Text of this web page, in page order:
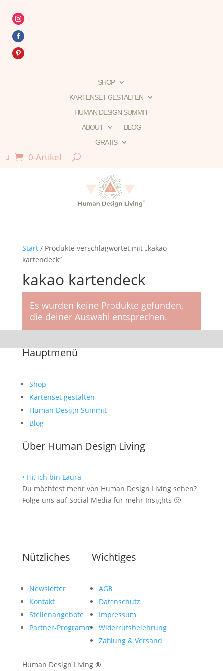
SHOP
KARTENSET GESTALTEN
HUMAN DESIGN SUMMIT
ABOUT
BLOG
GRATIS

0-Artikel
Start/ Produkte verschlagwortet mit „kakao
kartendeck“
kakao kartendeck
Es wurden keine Produkte gefunden,
die deiner Auswahl entsprechen.
Hauptmenü
Shop
Kartenset gestalten
Human Design Summit
Blog
Über Human Design Living
• Hi, ich bin Laura
Du möchtest mehr von Human Design Living sehen?
Folge uns auf Social Media für mehr Insights 🙂
Nützliches
Newsletter
Kontakt
Stellenangebote
Partner-Programm
Wichtiges
AGB
Datenschutz
Impressum
Widerrufsbelehrung
Zahlung & Versand
Human Design Living ®